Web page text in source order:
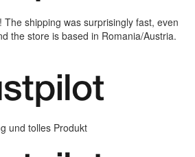
The shipping was surprisingly fast, even
the store is based in Romania/Austria.
und tolles Produkt